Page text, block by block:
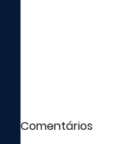
Comentários